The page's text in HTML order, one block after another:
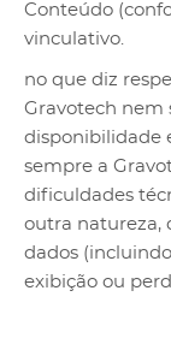
Conteúdo
vinculativo.
no que diz
Gravotech nem
disponibilidade
sempre a
dificuldades
outra natureza,
dados
exibição ou